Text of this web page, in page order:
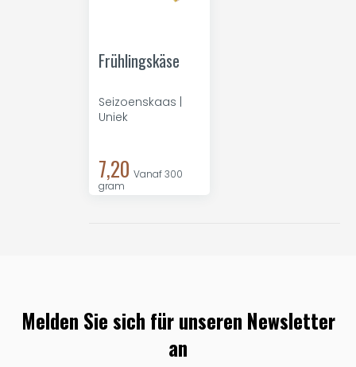
Frühlingskäse
Seizoenskaas |
Uniek
7,20 Vanaf 300
gram
Melden Sie sich für unseren Newsletter
an